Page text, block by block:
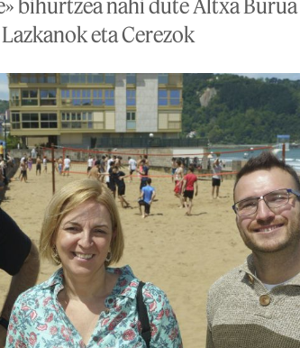
bihurtzea nahi dute Altxa
Lazkanok eta Cerezok